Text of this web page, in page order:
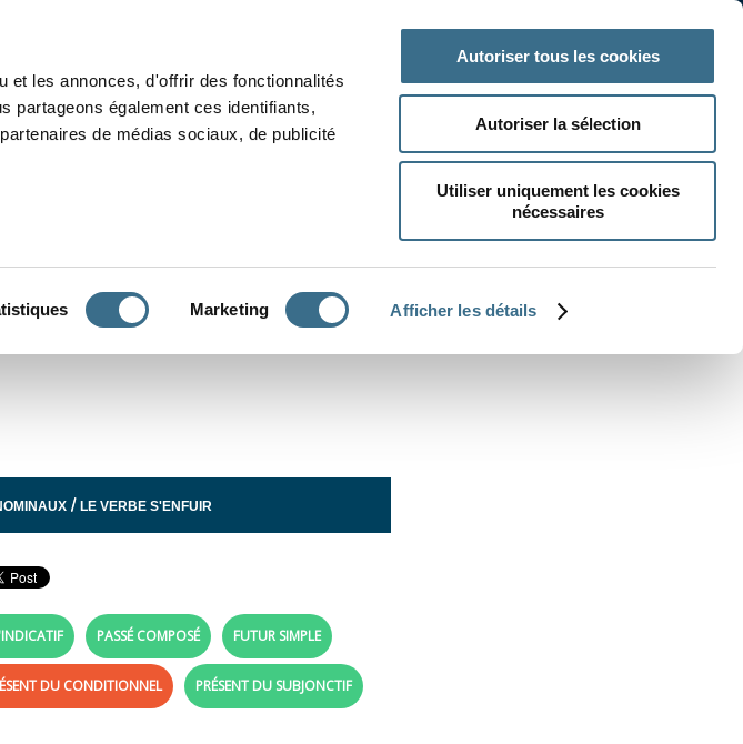
et les annonces, d'offrir des fonctionnalités
partageons également ces identifiants,
de médias sociaux, de publicité
Marketing Afficher les détails
Autoriser tous les cookies
Autoriser la sélection
Utiliser uniquement les cookies
nécessaires
/LE VERBE S'ENFUIR
PASSÉ COMPOSÉ FUTUR SIMPLE
DU CONDITIONNEL PRÉSENT DU SUBJONCTIF